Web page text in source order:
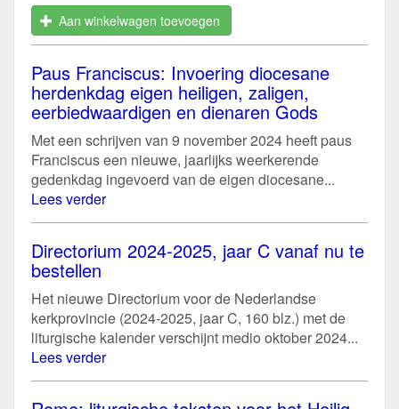
Aan winkelwagen toevoegen
Paus Franciscus: Invoering diocesane
herdenkdag eigen heiligen, zaligen,
eerbiedwaardigen en dienaren Gods
Met een schrijven van 9 november 2024 heeft paus
Franciscus een nieuwe, jaarlijks weerkerende
gedenkdag ingevoerd van de eigen diocesane...
Lees verder
Directorium 2024-2025, jaar C vanaf nu te
bestellen
Het nieuwe Directorium voor de Nederlandse
kerkprovincie (2024-2025, jaar C, 160 blz.) met de
liturgische kalender verschijnt medio oktober 2024...
Lees verder